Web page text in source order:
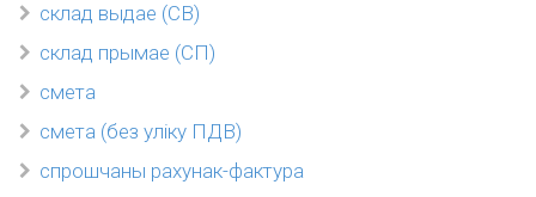
склад выдае (СВ)
склад прымае (СП)
смета
смета (без уліку ПДВ)
спрошчаны рахунак-фактура